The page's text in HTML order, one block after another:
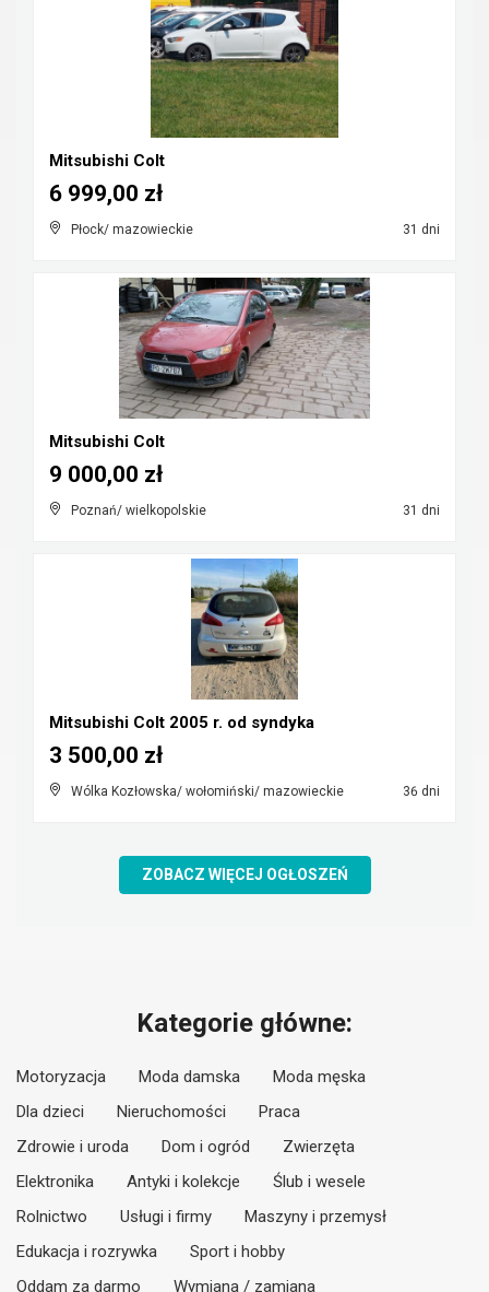
Mitsubishi Colt
Płock/ mazowieckie 31 dni
6 999,00 zł
Mitsubishi Colt
Poznań/ wielkopolskie 31 dni
9 000,00 zł
Mitsubishi Colt 2005 r. od syndyka
Wólka Kozłowska/ wołomiński/ mazowieckie 36 dni
3 500,00 zł
ZOBACZ WIĘCEJ OGŁOSZEŃ
Kategorie główne:
Motoryzacja Moda damska
Moda męska
Dla dzieci
Nieruchomości
Praca
Zdrowie i uroda
Dom i ogród
Zwierzęta
Elektronika
Antyki i kolekcje
Ślub i wesele
Rolnictwo
Usługi i firmy
Maszyny i przemysł
Edukacja i rozrywka
Sport i hobby
Oddam za darmo
Wymiana / zamiana